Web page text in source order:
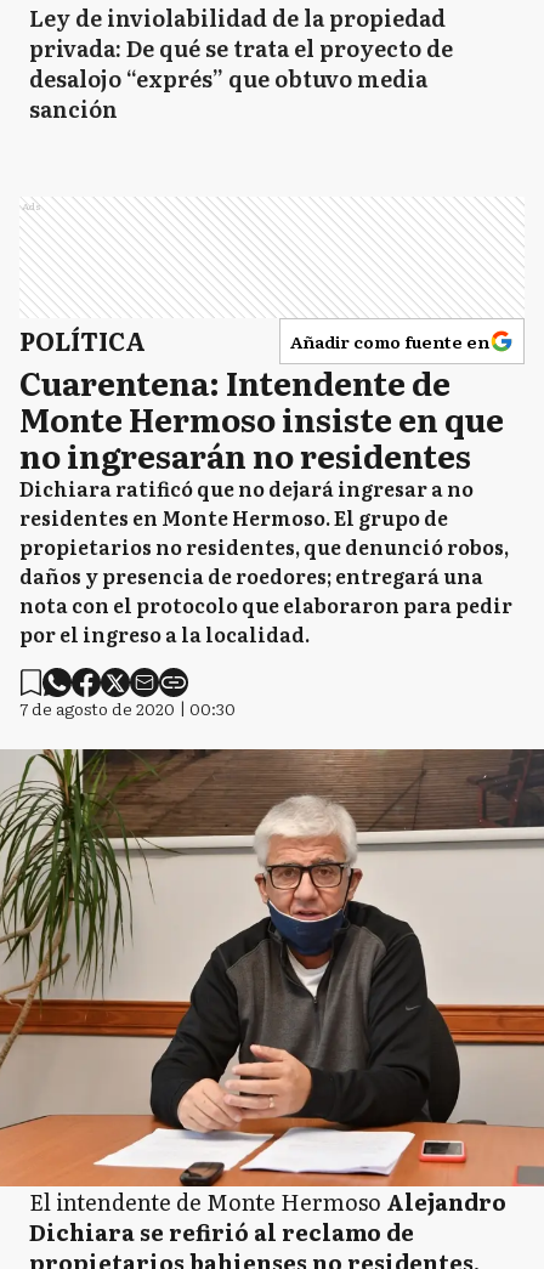
Ley de inviolabilidad de la propiedad
privada: De qué se trata el proyecto de
desalojo “exprés” que obtuvo media
sanción
Ads
POLÍTICA Añadir como fuente en
Cuarentena: Intendente de
Monte Hermoso insiste en que
no ingresarán no residentes
Dichiara ratificó que no dejará ingresar a no
residentes en Monte Hermoso. El grupo de
propietarios no residentes, que denunció robos,
daños y presencia de roedores; entregará una
nota con el protocolo que elaboraron para pedir
por el ingreso a la localidad.
7 de agosto de 2020 | 00:30
El intendente de Monte Hermoso Alejandro
Dichiara se refirió al reclamo de
propietarios bahienses no residentes,